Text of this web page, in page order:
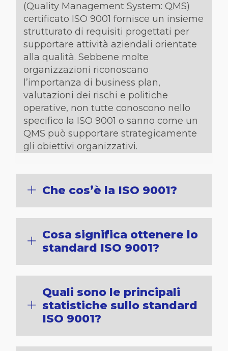
(Quality Management System: QMS)
certificato ISO 9001 fornisce un insieme
strutturato di requisiti progettati per
supportare attività aziendali orientate
alla qualità. Sebbene molte
organizzazioni riconoscano
l’importanza di business plan,
valutazioni dei rischi e politiche
operative, non tutte conoscono nello
specifico la ISO 9001 o sanno come un
QMS può supportare strategicamente
gli obiettivi organizzativi.
Che cos’è la ISO 9001?
Cosa significa ottenere lo
standard ISO 9001?
Quali sono le principali
statistiche sullo standard
ISO 9001?